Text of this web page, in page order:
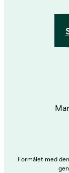
Formålet med